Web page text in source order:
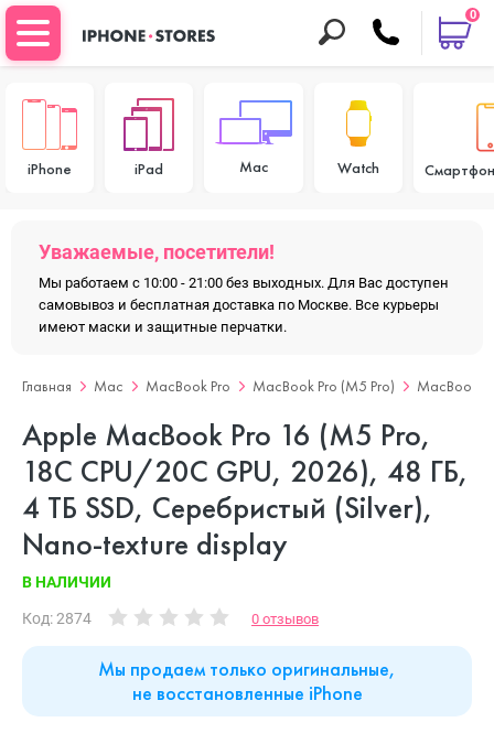
0
iPhone iPad Mac Watch
Уважаемые, посетители!
Мы работаем с 10:00 - 21:00 без выходных. Для Вас доступен
самовывоз и бесплатная доставка по Москве. Все курьеры
имеют маски и защитные перчатки.
Главная Mac MacBook Pro MacBook Pro (M5 Pro) MacBook
Apple MacBook Pro 16 (M5 Pro,
18C CPU/20C GPU, 2026), 48 ГБ,
4 ТБ SSD, Серебристый (Silver),
Nano-texture display
В НАЛИЧИИ
Код: 2874 0 отзывов
Мы продаем только оригинальные,
не восстановленные iPhone